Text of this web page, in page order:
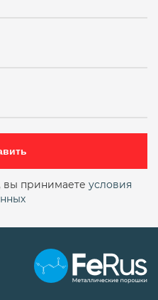
вы принимаете условия